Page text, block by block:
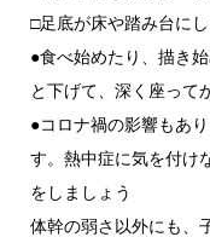
□足底が床や踏み台にし
●食べ始めたり、描き
と下げて、深く座って
●コロナ禍の影響もあ
す。熱中症に気を付け
をしましょう
体幹の弱さ以外にも、